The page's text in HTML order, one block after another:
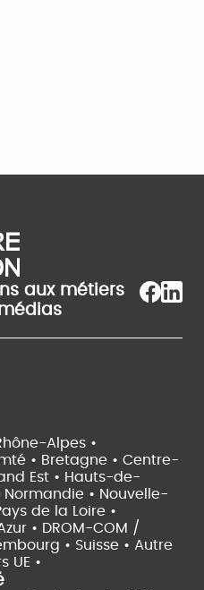
aux métiers
Alpes •
• Bretagne • Centre-
Est • Hauts-de-
Normandie • Nouvelle-
de la Loire •
• DROM-COM /
• Suisse • Autre
UE •